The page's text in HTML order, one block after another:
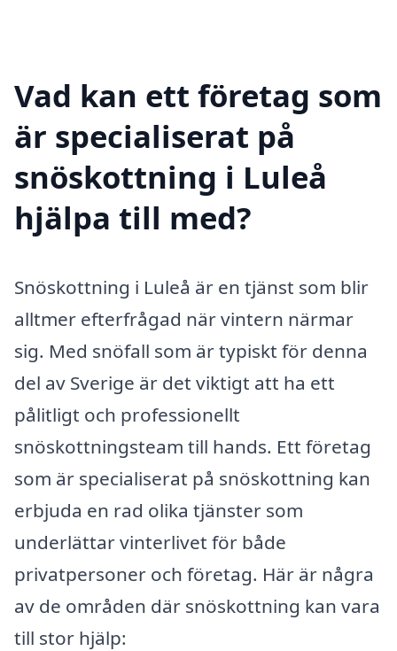
Vad kan ett företag som
är specialiserat på
snöskottning i Luleå
hjälpa till med?
Snöskottning i Luleå är en tjänst som blir
alltmer efterfrågad när vintern närmar
sig. Med snöfall som är typiskt för denna
del av Sverige är det viktigt att ha ett
pålitligt och professionellt
snöskottningsteam till hands. Ett företag
som är specialiserat på snöskottning kan
erbjuda en rad olika tjänster som
underlättar vinterlivet för både
privatpersoner och företag. Här är några
av de områden där snöskottning kan vara
till stor hjälp: